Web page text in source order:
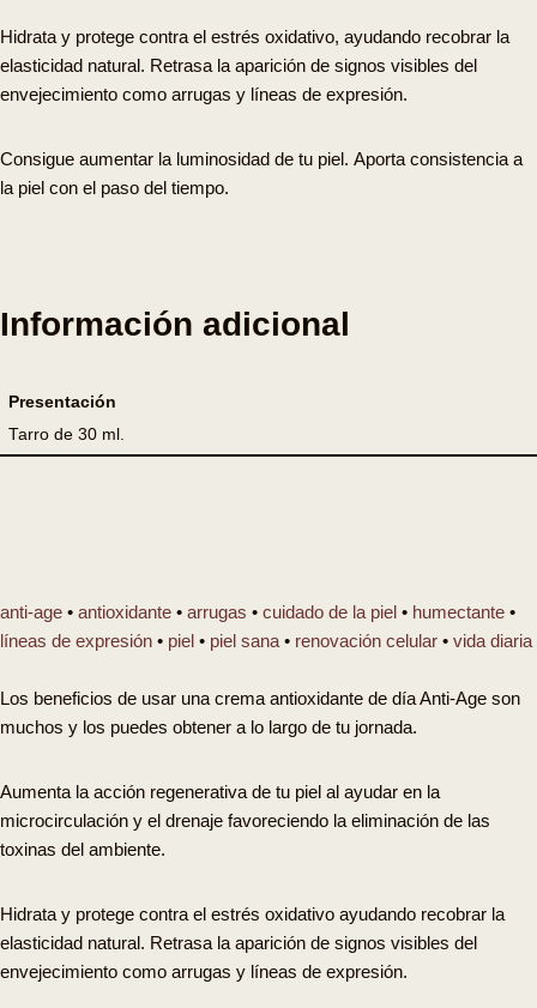
Hidrata y protege contra el estrés oxidativo, ayudando recobrar la
elasticidad natural. Retrasa la aparición de signos visibles del
envejecimiento como arrugas y líneas de expresión.
Consigue aumentar la luminosidad de tu piel. Aporta consistencia a
la piel con el paso del tiempo.
Información adicional
Presentación
Tarro de 30 ml.
anti-age • antioxidante • arrugas • cuidado de la piel • humectante •
líneas de expresión • piel • piel sana • renovación celular • vida diaria
Los beneficios de usar una crema antioxidante de día Anti-Age son
muchos y los puedes obtener a lo largo de tu jornada.
Aumenta la acción regenerativa de tu piel al ayudar en la
microcirculación y el drenaje favoreciendo la eliminación de las
toxinas del ambiente.
Hidrata y protege contra el estrés oxidativo ayudando recobrar la
elasticidad natural. Retrasa la aparición de signos visibles del
envejecimiento como arrugas y líneas de expresión.